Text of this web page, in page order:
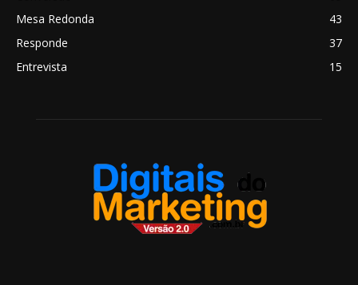
Mesa Redonda
43
Responde
37
Entrevista
15